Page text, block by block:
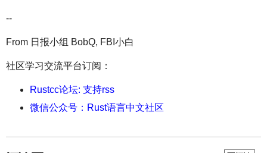
--
From 日报小组 BobQ, FBI小白
社区学习交流平台订阅：
Rustcc论坛: 支持rss
微信公众号：Rust语言中文社区